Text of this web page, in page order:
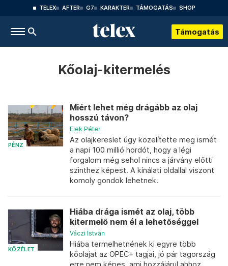
TELEX AFTER G7 KARAKTER TÁMOGATÁS SHOP
Támogatás
Kőolaj-kitermelés
PÉNZ
Miért lehet még drágább az olaj
hosszú távon?
Elek Péter
Az olajkereslet úgy közelítette meg ismét
a napi 100 millió hordót, hogy a légi
forgalom még sehol nincs a járvány előtti
szinthez képest. A kínálati oldallal viszont
komoly gondok lehetnek.
KÖZÉLET
Hiába drága ismét az olaj, több
kitermelő nem él a lehetőséggel
Váczi István
Hiába termelhetnének ki egyre több
kőolajat az OPEC+ tagjai, jó pár tagország
erre nem képes, ami hozzájárul ahhoz,